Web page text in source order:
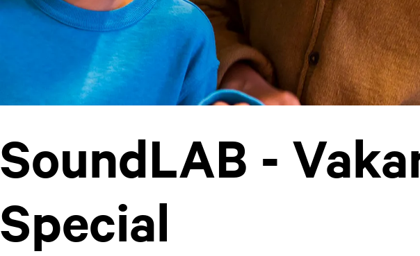
SoundLAB -
Special